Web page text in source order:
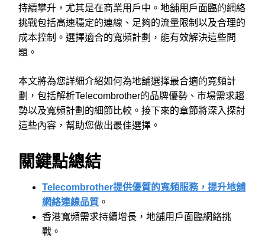
持續攀升，尤其是在商業用戶中。地舖用戶面臨的網絡
挑戰包括高速穩定的連線、足夠的流量限制以及合理的
成本控制。選擇適合的寬頻計劃，能有效解決這些問
題。
本文將為您詳細介紹如何為地舖選擇最合適的寬頻計
劃，包括解析Telecombrother的品牌優勢、市場需求趨
勢以及寬頻計劃的細節比較。接下來的章節將深入探討
這些內容，幫助您做出最佳選擇。
關鍵點總結
Telecombrother提供優質的寬頻服務，提升地舖
網絡連線品質 。
香港寬頻需求持續增長，地舖用戶面臨網絡挑
戰。